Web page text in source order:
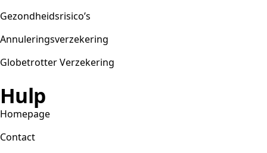
Gezondheidsrisico’s
Annuleringsverzekering
Globetrotter Verzekering
Hulp
Homepage
Contact